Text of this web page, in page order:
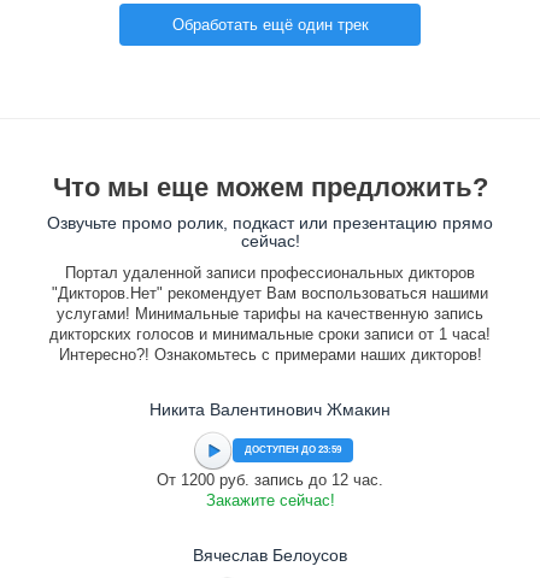
Обработать ещё один трек
Что мы еще можем предложить?
Озвучьте промо ролик, подкаст или презентацию прямо
сейчас!
Портал удаленной записи профессиональных дикторов
"Дикторов.Нет" рекомендует Вам воспользоваться нашими
услугами! Минимальные тарифы на качественную запись
дикторских голосов и минимальные сроки записи от 1 часа!
Интересно?! Ознакомьтесь с примерами наших дикторов!
Никита Валентинович Жмакин
ДОСТУПЕН ДО 23:59
От 1200 руб. запись до 12 час.
Закажите сейчас!
Вячеслав Белоусов